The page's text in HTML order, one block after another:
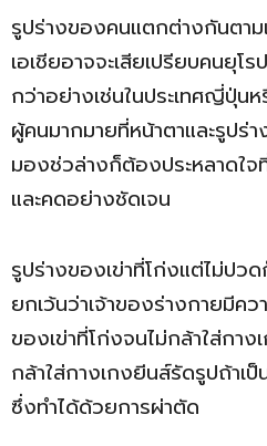
รูปร่างของคนแตกต่างกันตา
เอเชียอาจจะเสียเปรียบคนยุโ
กว่าอย่างเช่นในประเทศญี่ปุ่น
ผู้คนมากมายที่หน้าตาและรูปร่
มองช่วล่างก็ต้องประหลาดใจ
และคดอย่างชัดเจน
รูปร่างของเข่าที่โก่งแต่ไม่ปว
ยกเว้นว่าเจ้าของร่างกายมีค
ของเข่าที่โก่งจนไม่กล้าใส่กาง
กล้าใส่กางเกงยีนส์รัดรูปถ้าเ
ซึ่งทำได้ด้วยการผ่าตัด